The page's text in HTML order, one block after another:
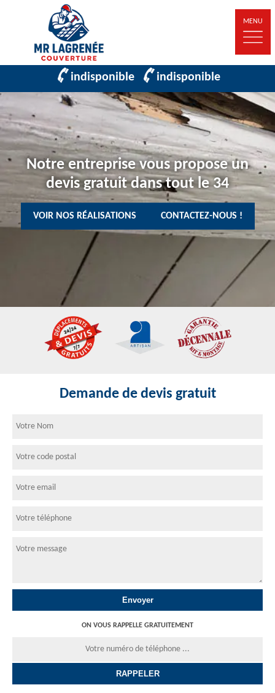
MENU
indisponible indisponible
Notre entreprise vous propose un
devis gratuit dans tout le 34
VOIR NOS RÉALISATIONS CONTACTEZ-NOUS !
Demande de devis gratuit
ON VOUS RAPPELLE GRATUITEMENT